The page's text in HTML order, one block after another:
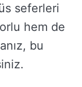
seferleri
hem de
bu